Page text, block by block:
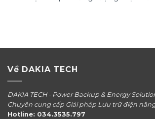
Về DAKIA TECH
DAKIA TECH - Power Backup & Energy
Chuyên cung cấp Giải pháp Lưu trữ điện
Hotline: 034.3535.797